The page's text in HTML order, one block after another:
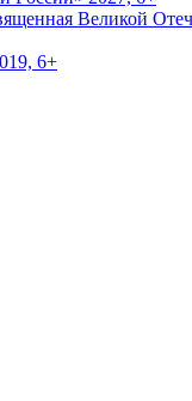
Великой
6+